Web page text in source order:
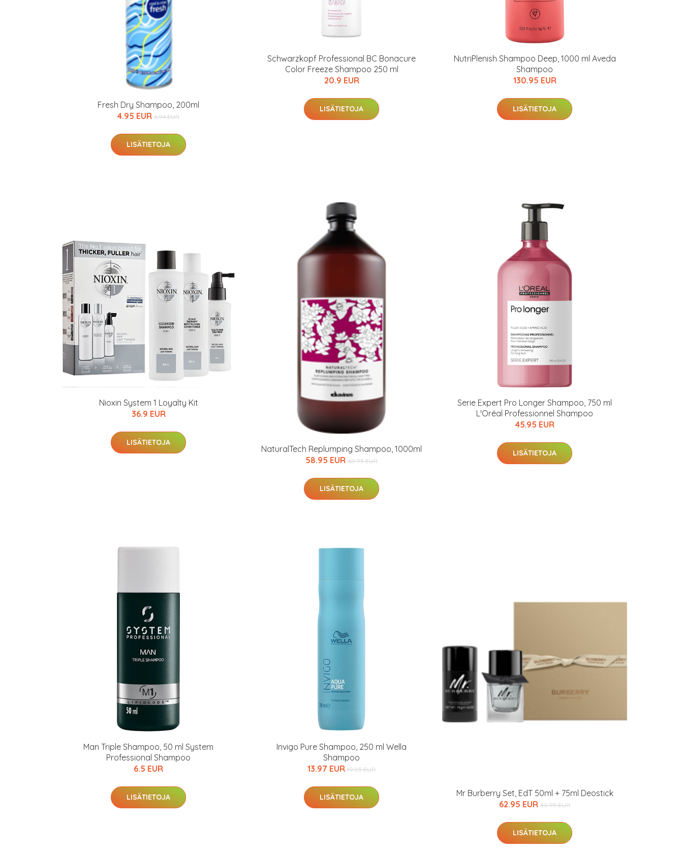
Fresh Dry Shampoo, 200ml
4.95 EUR 6.94 EUR
LISÄTIETOJA
Schwarzkopf Professional BC Bonacure
Color Freeze Shampoo 250 ml
20.9 EUR
LISÄTIETOJA
NutriPlenish Shampoo Deep, 1000 ml Aveda
Shampoo
130.95 EUR
LISÄTIETOJA
Nioxin System 1 Loyalty Kit
36.9 EUR
LISÄTIETOJA
NaturalTech Replumping Shampoo, 1000ml
58.95 EUR 60.95 EUR
LISÄTIETOJA
Serie Expert Pro Longer Shampoo, 750 ml
L'Oréal Professionnel Shampoo
45.95 EUR
LISÄTIETOJA
Man Triple Shampoo, 50 ml System
Professional Shampoo
6.5 EUR
LISÄTIETOJA
Invigo Pure Shampoo, 250 ml Wella
Shampoo
13.97 EUR 19.95 EUR
LISÄTIETOJA
Mr Burberry Set, EdT 50ml + 75ml Deostick
62.95 EUR 80.95 EUR
LISÄTIETOJA
Erikoistarjous
IdealofMeD Kauppa